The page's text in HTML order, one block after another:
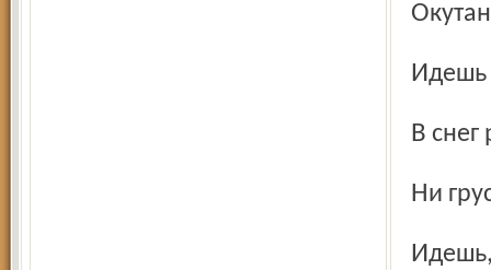
В
Ни